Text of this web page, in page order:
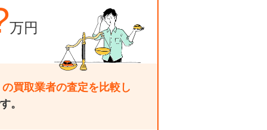
万円
の買取業者の査定を比較し
。